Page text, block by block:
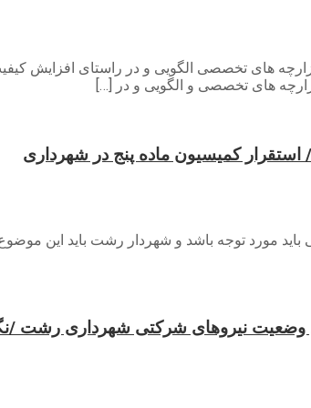
های تخصصی الگویی و در راستای افزایش
کمیسیون ماده پنج در شهرداری
توجه باشد و شهردار رشت باید این موضوع
وضعیت نیروهای شرکتی شهرداری رشت